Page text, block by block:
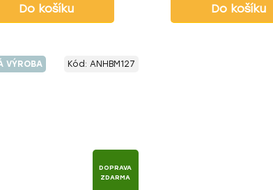
Do košíku Do košíku
VÝROBA
DOPRAVA
ZDARMA
Kód: ANHBM127